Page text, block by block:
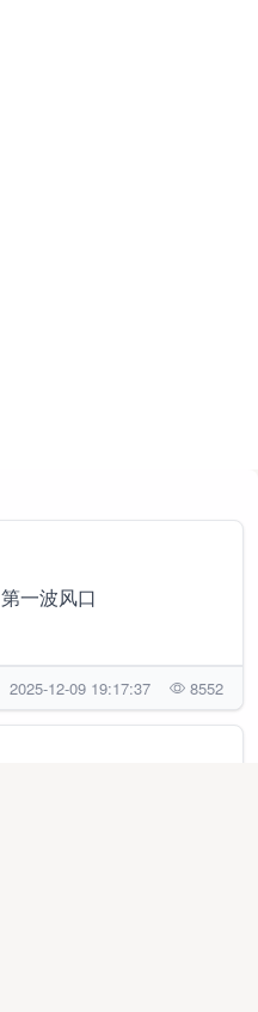
智能拍摄变现 2026全新赛道 第一波风口
2025-12-09 19:17:37 8552